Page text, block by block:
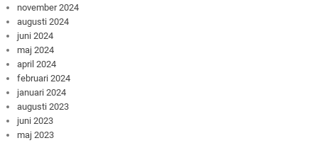
november 2024
augusti 2024
juni 2024
maj 2024
april 2024
februari 2024
januari 2024
augusti 2023
juni 2023
maj 2023